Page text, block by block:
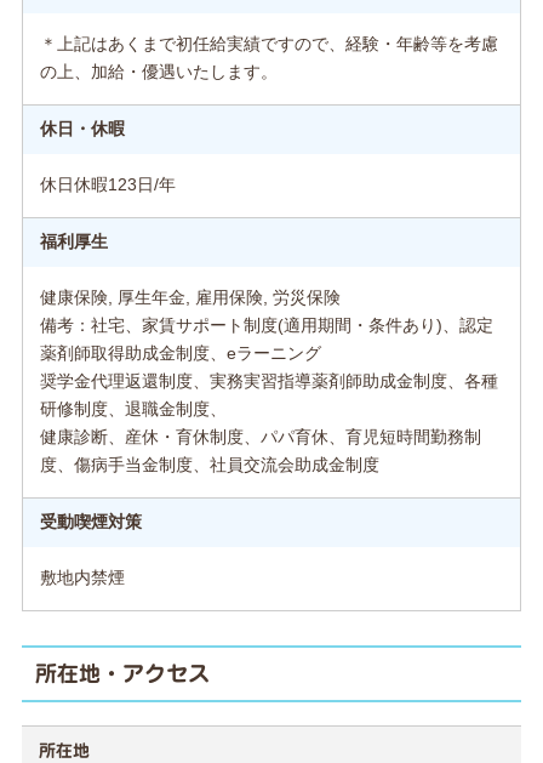
＊上記はあくまで初任給実績ですので、経験・年齢等を考慮
の上、加給・優遇いたします。
休日・休暇
休日休暇123日/年
福利厚生
健康保険, 厚生年金, 雇用保険, 労災保険
備考：社宅、家賃サポート制度(適用期間・条件あり)、認定
薬剤師取得助成金制度、eラーニング
奨学金代理返還制度、実務実習指導薬剤師助成金制度、各種
研修制度、退職金制度、
健康診断、産休・育休制度、パパ育休、育児短時間勤務制
度、傷病手当金制度、社員交流会助成金制度
受動喫煙対策
敷地内禁煙
所在地・アクセス
所在地